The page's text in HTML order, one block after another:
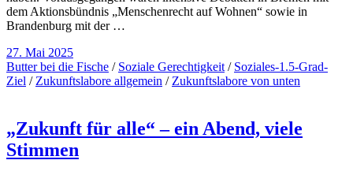
dem Aktionsbündnis „Menschenrecht auf Wohnen“ sowie in
Brandenburg mit der …
27. Mai 2025
Butter bei die Fische / Soziale Gerechtigkeit / Soziales-1.5-Grad-
Ziel / Zukunftslabore allgemein / Zukunftslabore von unten
„Zukunft für alle“ – ein Abend, viele
Stimmen